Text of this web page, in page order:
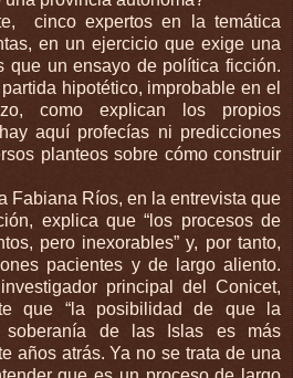
cinco expertos en la temática
en un ejercicio que exige una
que un ensayo de política ficción.
hipotético, improbable en el
como explican los propios
aquí profecías ni predicciones
planteos sobre cómo construir
Fabiana Ríos, en la entrevista que
explica que “los procesos de
pero inexorables” y, por tanto,
pacientes y de largo aliento.
principal del Conicet,
que “la posibilidad de que la
soberanía de las Islas es más
años atrás. Ya no se trata de una